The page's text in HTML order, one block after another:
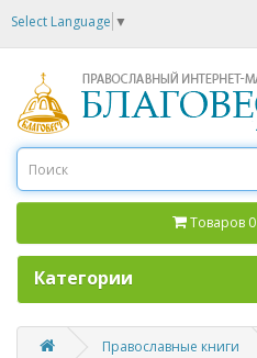
Select Language ▼
Товаров 0
Категории
Православные книги